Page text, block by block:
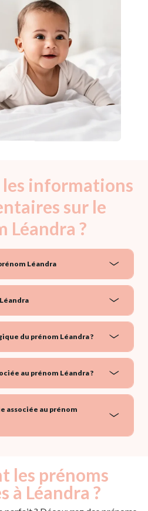
informations
sur le
Léandra ?
Léandra
du prénom Léandra ?
au prénom Léandra ?
associée au prénom
les prénoms
à Léandra ?